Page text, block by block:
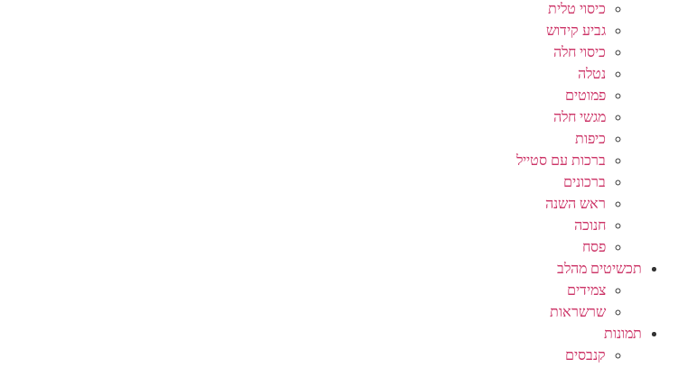
כיסוי טלית
גביע קידוש
כיסוי חלה
נטלה
פמוטים
מגשי חלה
כיפות
ברכות עם סטייל
ברכונים
ראש השנה
חנוכה
פסח
תכשיטים מהלב
צמידים
שרשראות
תמונות
קנבסים